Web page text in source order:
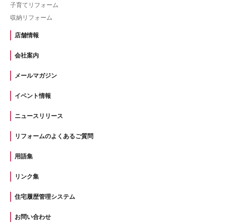
子育てリフォーム
収納リフォーム
店舗情報
会社案内
メールマガジン
イベント情報
ニュースリリース
リフォームのよくあるご質問
用語集
リンク集
住宅履歴管理システム
お問い合わせ